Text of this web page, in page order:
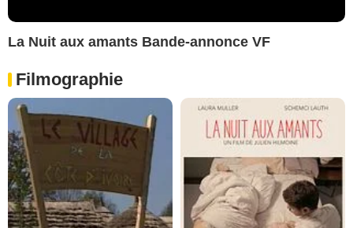
La Nuit aux amants Bande-annonce VF
Filmographie